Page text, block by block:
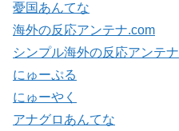
憂国あんてな
海外の反応アンテナ.com
シンプル海外の反応アンテナ
にゅーぷる
にゅーやく
アナグロあんてな